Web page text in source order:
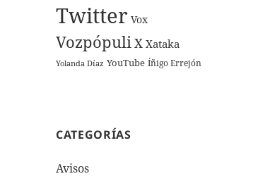
Twitter Vox
Vozpópuli X Xataka
Yolanda Díaz YouTube Íñigo Errejón
CATEGORÍAS
Avisos